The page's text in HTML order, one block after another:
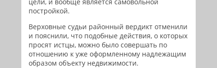
постройкой.
Верховные судьи районный вердикт отменили
и пояснили, что подобные действия, о которых
просят истцы, можно было совершать по
отношению к уже оформленному надлежащим
образом объекту недвижимости.